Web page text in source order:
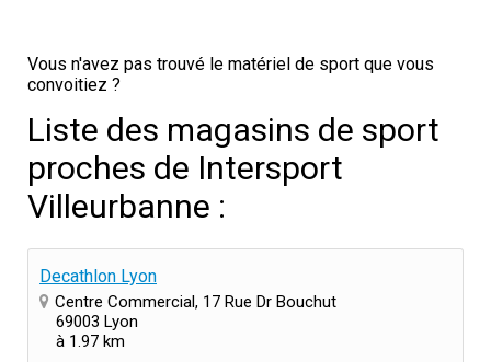
Vous n'avez pas trouvé le matériel de sport que vous
convoitiez ?
Liste des magasins de sport
proches de Intersport
Villeurbanne :
Decathlon Lyon
Centre Commercial, 17 Rue Dr Bouchut
69003 Lyon
à 1.97 km